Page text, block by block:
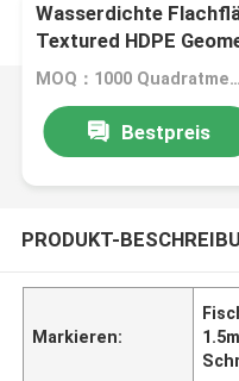
Wasserdichte
Textured HDPE
MOQ：1000 Quadratmeter
Bestpreis
PRODUKT-
Markieren: